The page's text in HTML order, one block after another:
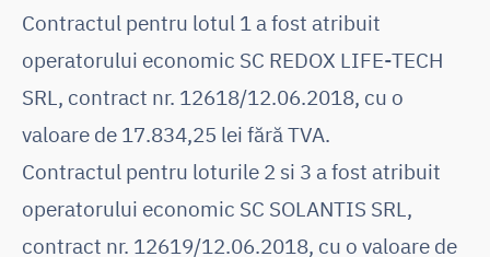
Contractul pentru lotul 1 a fost atribuit
operatorului economic SC REDOX LIFE-TECH
SRL, contract nr. 12618/12.06.2018, cu o
valoare de 17.834,25 lei fără TVA.
Contractul pentru loturile 2 si 3 a fost atribuit
operatorului economic SC SOLANTIS SRL,
contract nr. 12619/12.06.2018, cu o valoare de